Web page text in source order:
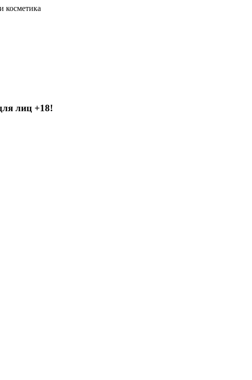
косметика
лиц +18!